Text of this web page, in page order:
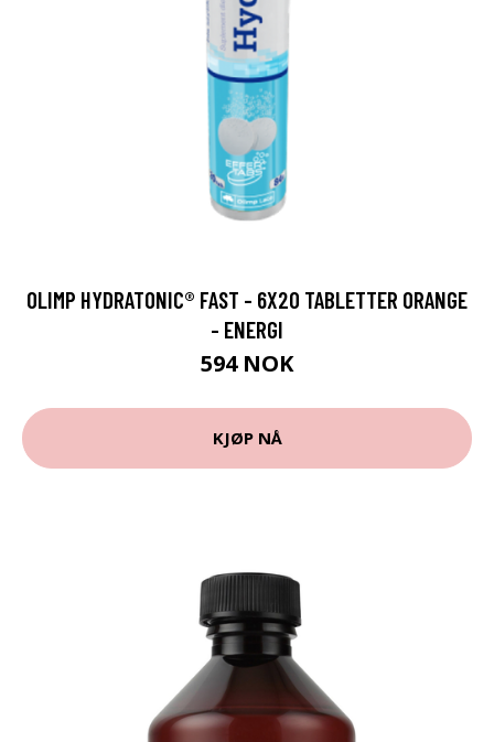
OLIMP HYDRATONIC® FAST - 6X20 TABLETTER ORANGE
- ENERGI
594 NOK
KJØP NÅ